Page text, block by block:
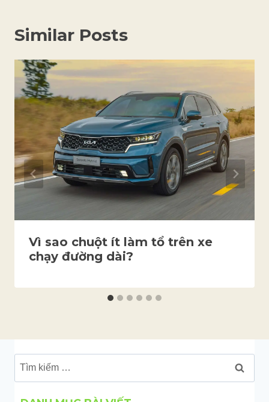
Similar Posts
Vì sao chuột ít làm tổ trên xe
chạy đường dài?
Tìm
kiếm